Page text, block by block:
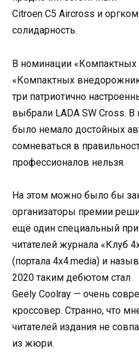
Citroen C5 Aircross и
солидарность.
В номинации
«Компактных
три патриотично
выбрали LADA SW Cross.
было немало достойных
сомневаться в
профессионалов нельзя.
На этом можно было бы
организаторы премии
ещё один специальный
читателей журнала «Клуб
(портала 4х4.media) и
2020 таким дебютом стал
Geely Coolray — очень
кроссовер. Странно, что
читателей издания не
из жюри.